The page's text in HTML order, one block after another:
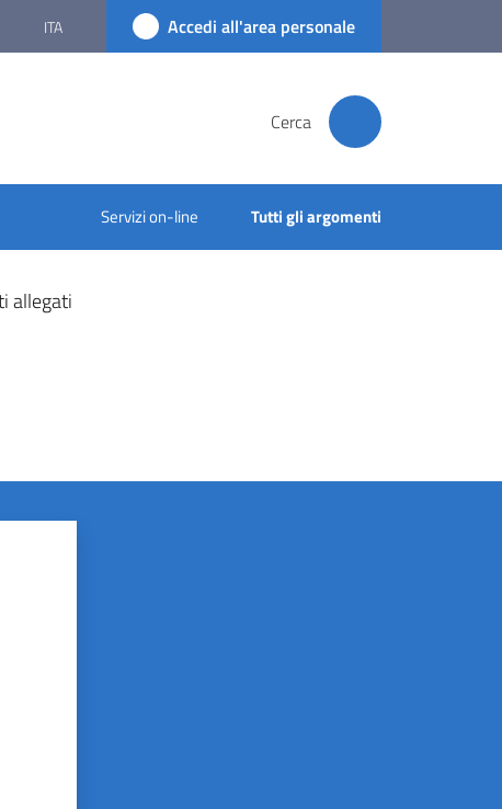
ITA Accedi all'area personale
Cerca
Servizi on-line Tutti gli argomenti
allegati